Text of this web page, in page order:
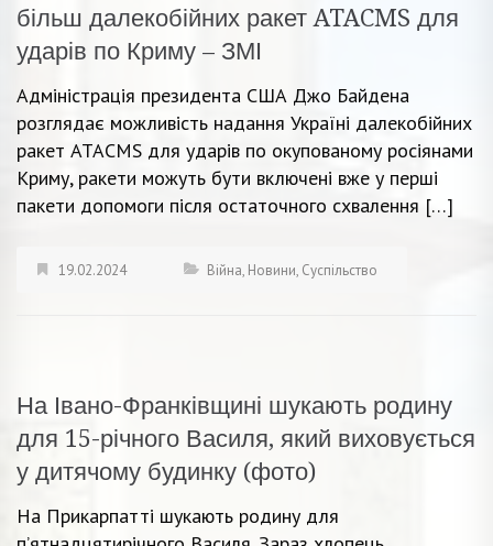
більш далекобійних ракет ATACMS для
ударів по Криму – ЗМІ
Адміністрація президента США Джо Байдена
розглядає можливість надання Україні далекобійних
ракет ATACMS для ударів по окупованому росіянами
Криму, ракети можуть бути включені вже у перші
пакети допомоги після остаточного схвалення […]
19.02.2024 Війна, Новини, Суспільство
На Івано-Франківщині шукають родину
для 15-річного Василя, який виховується
у дитячому будинку (фото)
На Прикарпатті шукають родину для